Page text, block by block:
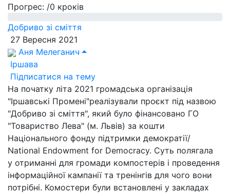
Прогрес: /0 кроків
Добриво зі сміття
27 Вересня 2021
Аня Мелеганич
Іршава
Підписатися на тему
На початку літа 2021 громадська організація
"Іршавські Промені"реалізували проєкт під назвою
"Добриво зі сміття", який було фінансовано ГО
"Товариство Лева" (м. Львів) за кошти
Національного фонду підтримки демократії/
National Endowment for Democracy. Суть полягала
у отриманні для громади компостерів і проведення
інформаційної кампанії та тренінгів для чого вони
потрібні. Комостери були встановлені у закладах